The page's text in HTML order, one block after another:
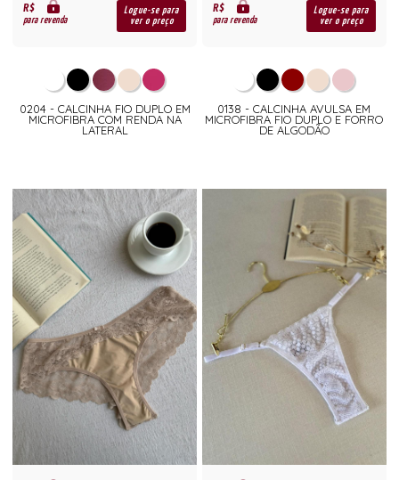
R$
para revenda
Logue-se para
ver o preço
0204 - CALCINHA FIO DUPLO EM
MICROFIBRA COM RENDA NA
LATERAL
R$
para revenda
Logue-se para
ver o preço
0138 - CALCINHA AVULSA EM
MICROFIBRA FIO DUPLO E FORRO
DE ALGODÃO